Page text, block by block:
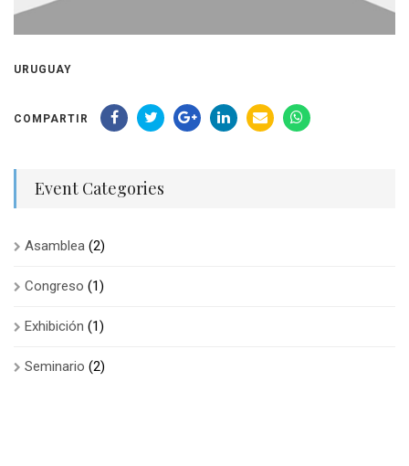
URUGUAY
COMPARTIR
Event Categories
Asamblea (2)
Congreso (1)
Exhibición (1)
Seminario (2)